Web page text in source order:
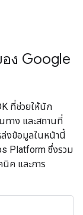
ง Google
ที่ช่วยให้นัก
าง และสถานที่
งข้อมูลในหน้านี้
Platform ซึ่งรวม
ค และการ